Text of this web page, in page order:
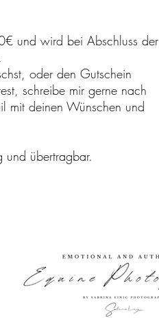
und wird bei Abschluss der
oder den Gutschein
schreibe mir gerne nach
mit deinen Wünschen und
und übertragbar.